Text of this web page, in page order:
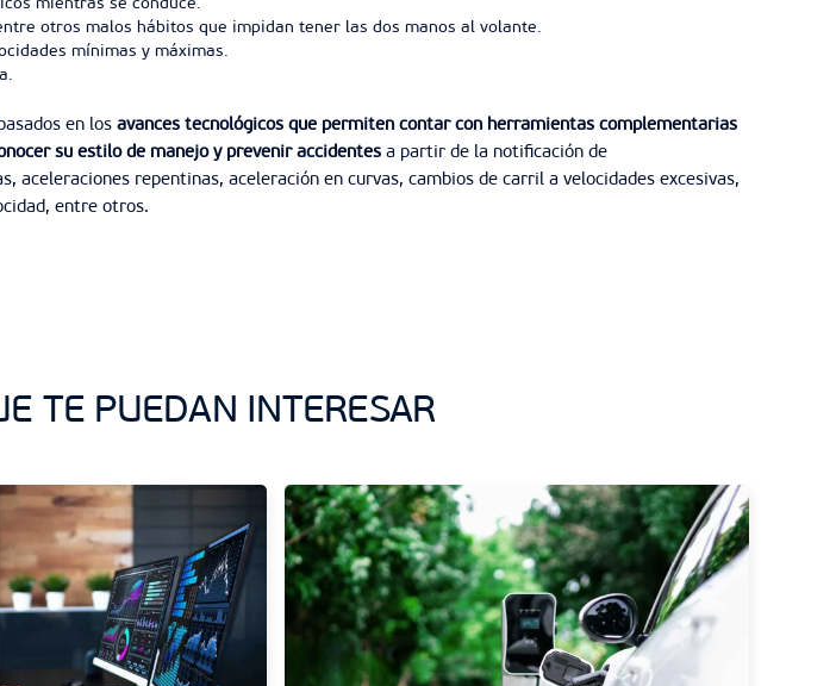
mientras se conduce.
otros malos hábitos que impidan tener las dos manos al volante.
mínimas y máximas.
en losavances tecnológicos que permiten contar con herramientas complementarias
su estilo de manejo y prevenir accidentesa partir de la notificación de
aceleraciones repentinas, aceleración en curvas, cambios de carril a velocidades excesivas,
entre otros.
TE PUEDAN INTERESAR